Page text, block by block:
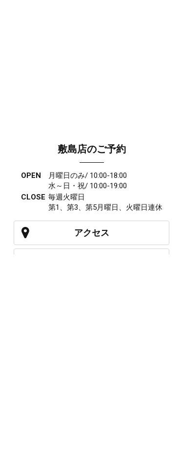
敷島店のご予約
OPEN
月曜日のみ/ 10:00-18:00
水～日・祝/ 10:00-19:00
CLOSE 毎週火曜日
第1、第3、第5月曜日、火曜日連休
アクセス